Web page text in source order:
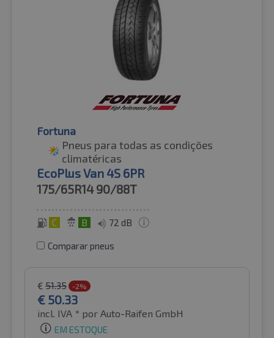
Fortuna
Pneus para todas as condições
climatéricas
EcoPlus Van 4S 6PR
175/65R14 90/88T
C B 72 dB
Comparar pneus
€ 51.35 -2%
€ 50.33
incl. IVA * por Auto-Raifen GmbH
EM ESTOQUE